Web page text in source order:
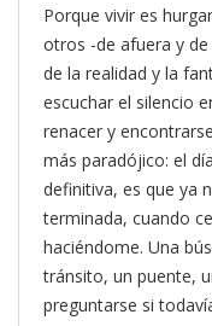
Porque vivir es
otros -de afuera y
de la realidad y la
escuchar el silencio
renacer y
más paradójico: el
definitiva, es que ya
terminada, cuando
haciéndome. Una
tránsito, un puente,
preguntarse si